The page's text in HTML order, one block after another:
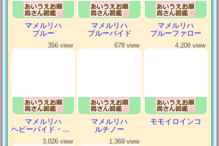
マメルリハ
ブルー
マメルリハ
ブルーパイド
マメルリハ
ブルーファロー
356 view
マメルリハ
ヘビーパイド・パステルコバルト
678 view
マメルリハ
ルチノー
4,208 view
モモイロインコ
3,026 view 1,369 view